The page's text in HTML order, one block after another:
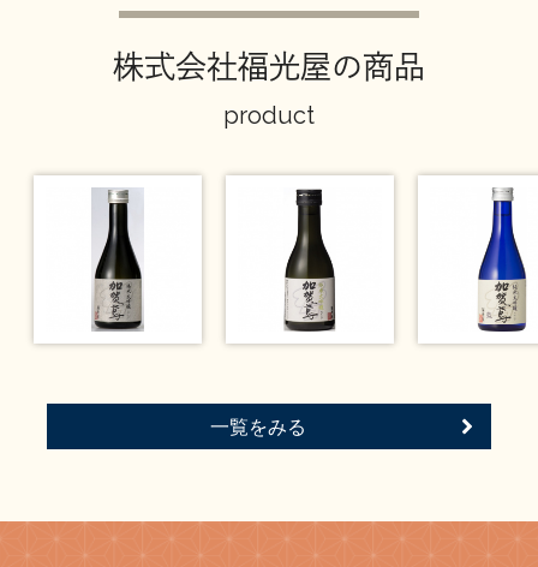
株式会社福光屋の商品
product
一覧をみる